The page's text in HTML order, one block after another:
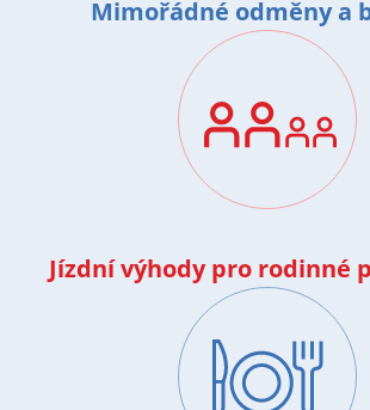
Mimořádné odměny a
Image
Jízdní výhody pro rodinné
Image